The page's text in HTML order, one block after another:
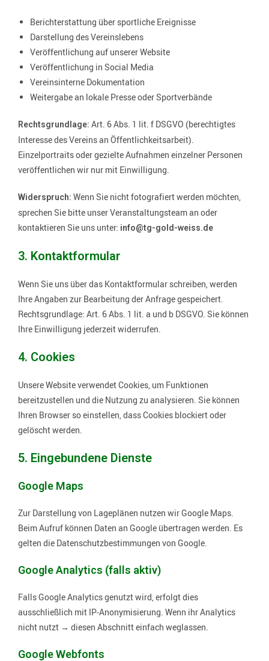
Berichterstattung über sportliche Ereignisse
Darstellung des Vereinslebens
Veröffentlichung auf unserer Website
Veröffentlichung in Social Media
Vereinsinterne Dokumentation
Weitergabe an lokale Presse oder Sportverbände
Rechtsgrundlage: Art. 6 Abs. 1 lit. f DSGVO (berechtigtes
Interesse des Vereins an Öffentlichkeitsarbeit).
Einzelportraits oder gezielte Aufnahmen einzelner Personen
veröffentlichen wir nur mit Einwilligung.
Widerspruch: Wenn Sie nicht fotografiert werden möchten,
sprechen Sie bitte unser Veranstaltungsteam an oder
kontaktieren Sie uns unter: info@tg-gold-weiss.de
3. Kontaktformular
Wenn Sie uns über das Kontaktformular schreiben, werden
Ihre Angaben zur Bearbeitung der Anfrage gespeichert.
Rechtsgrundlage: Art. 6 Abs. 1 lit. a und b DSGVO. Sie können
Ihre Einwilligung jederzeit widerrufen.
4. Cookies
Unsere Website verwendet Cookies, um Funktionen
bereitzustellen und die Nutzung zu analysieren. Sie können
Ihren Browser so einstellen, dass Cookies blockiert oder
gelöscht werden.
5. Eingebundene Dienste
Google Maps
Zur Darstellung von Lageplänen nutzen wir Google Maps.
Beim Aufruf können Daten an Google übertragen werden. Es
gelten die Datenschutzbestimmungen von Google.
Google Analytics (falls aktiv)
Falls Google Analytics genutzt wird, erfolgt dies
ausschließlich mit IP‑Anonymisierung. Wenn ihr Analytics
nicht nutzt → diesen Abschnitt einfach weglassen.
Google Webfonts